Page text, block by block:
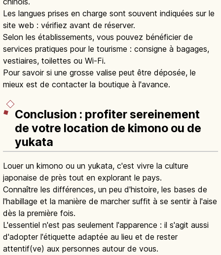
Les langues prises en charge sont souvent indiquées sur le
site web : vérifiez avant de réserver.
Selon les établissements, vous pouvez bénéficier de
services pratiques pour le tourisme : consigne à bagages,
vestiaires, toilettes ou Wi-Fi.
Pour savoir si une grosse valise peut être déposée, le
mieux est de contacter la boutique à l'avance.
Conclusion : profiter sereinement
de votre location de kimono ou de
yukata
Louer un kimono ou un yukata, c'est vivre la culture
japonaise de près tout en explorant le pays.
Connaître les différences, un peu d'histoire, les bases de
l'habillage et la manière de marcher suffit à se sentir à l'aise
dès la première fois.
L'essentiel n'est pas seulement l'apparence : il s'agit aussi
d'adopter l'étiquette adaptée au lieu et de rester
attentif(ve) aux personnes autour de vous.